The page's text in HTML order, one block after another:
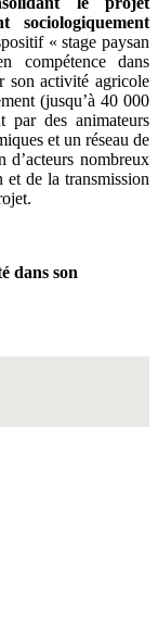
sociologiquement
« stage paysan
compétence dans
son activité agricole
(jusqu’à 40 000
par des animateurs
et un réseau de
d’acteurs nombreux
de la transmission
dans son